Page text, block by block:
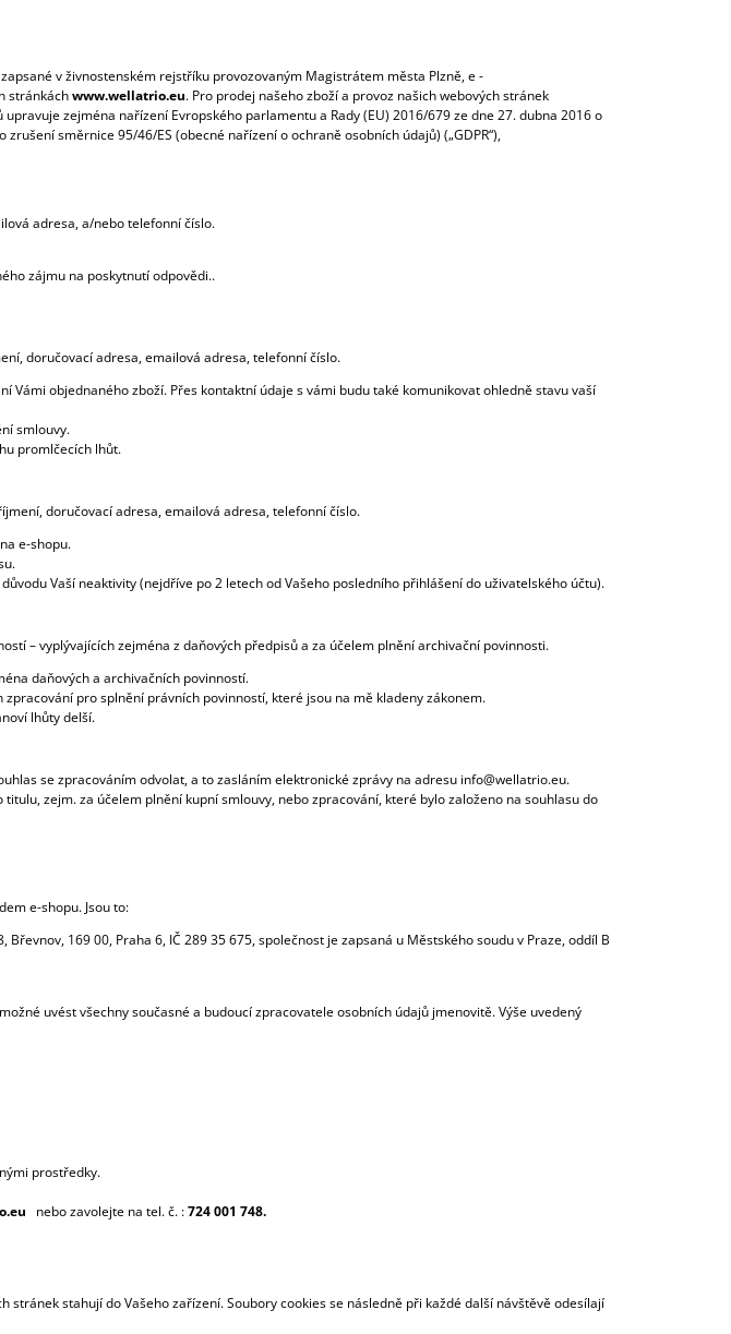
v živnostenském rejstříku provozovaným Magistrátem města Plzně, e -
stránkáchwww.wellatrio.eu. Pro prodej našeho zboží a provoz našich webových stránek
zejména nařízení Evropského parlamentu a Rady (EU) 2016/679 ze dne 27. dubna 2016 o
směrnice 95/46/ES (obecné nařízení o ochraně osobních údajů) („GDPR“),
adresa, a/nebo telefonní číslo.
zájmu na poskytnutí odpovědi..
doručovací adresa, emailová adresa, telefonní číslo.
objednaného zboží. Přes kontaktní údaje s vámi budu také komunikovat ohledně stavu vaší
smlouvy.
promlčecích lhůt.
doručovací adresa, emailová adresa, telefonní číslo.
e-shopu.
Vaší neaktivity (nejdříve po 2 letech od Vašeho posledního přihlášení do uživatelského účtu).
– vyplývajících zejména z daňových předpisů a za účelem plnění archivační povinnosti.
daňových a archivačních povinností.
pro splnění právních povinností, které jsou na mě kladeny zákonem.
lhůty delší.
se zpracováním odvolat, a to zasláním elektronické zprávy na adresu info@wellatrio.eu.
zejm. za účelem plnění kupní smlouvy, nebo zpracování, které bylo založeno na souhlasu do
e-shopu. Jsou to:
169 00, Praha 6, IČ 289 35 675, společnost je zapsaná u Městského soudu v Praze, oddíl B
uvést všechny současné a budoucí zpracovatele osobních údajů jmenovitě. Výše uvedený
prostředky.
nebo zavolejte na tel. č. :724 001 748.
stahují do Vašeho zařízení. Soubory cookies se následně při každé další návštěvě odesílají